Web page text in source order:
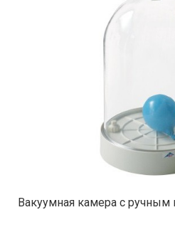
Вакуумная камера с ручным